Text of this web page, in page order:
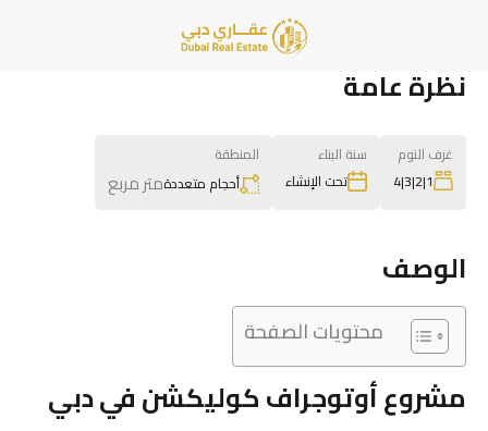
نظرة عامة
غرف النوم
1|2|3|4
سنة البناء
تحت الإنشاء
المنطقة
أحجام متعددةمتر مربع
الوصف
محتويات الصفحة
مشروع أوتوجراف كوليكشن في دبي